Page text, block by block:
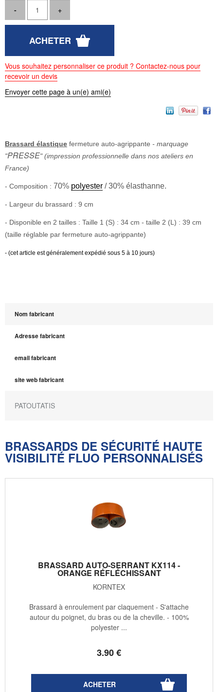
Vous souhaitez personnaliser ce produit ? Contactez-nous pour
recevoir un devis
Envoyer cette page à un(e) ami(e)
Brassard élastique fermeture auto-agrippante - marquage
"PRESSE" (impression professionnelle dans nos ateliers en
France)
- Composition : 70% polyester / 30% élasthanne.
- Largeur du brassard : 9 cm
- Disponible en 2 tailles : Taille 1 (S) : 34 cm - taille 2 (L) : 39 cm
(taille réglable par fermeture auto-agrippante)
- (cet article est généralement expédié sous 5 à 10 jours)
Nom fabricant
Adresse fabricant
email fabricant
site web fabricant
PATOUTATIS
BRASSARDS DE SÉCURITÉ HAUTE
VISIBILITÉ FLUO PERSONNALISÉS
BRASSARD AUTO-SERRANT KX114 -
ORANGE RÉFLÉCHISSANT
KORNTEX
3.90€
Brassard à enroulement par claquement - S'attache
autour du poignet, du bras ou de la cheville. - 100%
polyester ...